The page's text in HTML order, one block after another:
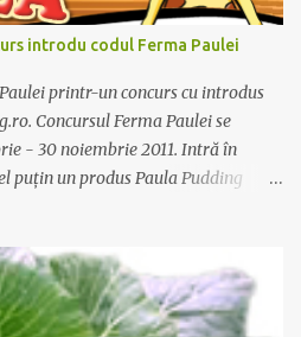
introdu codul Ferma Paulei
printr-un concurs cu introdus
Concursul Ferma Paulei se
- 30 noiembrie 2011. Intră în
puțin un produs Paula Pudding
zilnic truse de grădinărit,
sau premiul cel mare o
Mai multe coduri, mai multe